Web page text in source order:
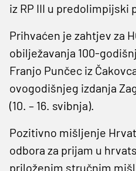
iz RP III u predolimpijski
Prihvaćen je zahtjev za
obilježavanja 100-
Franjo Punčec iz
ovogodišnjeg izdanja
(10. – 16. svibnja).
Pozitivno mišljenje
odbora za prijam u
priloženim stručnim